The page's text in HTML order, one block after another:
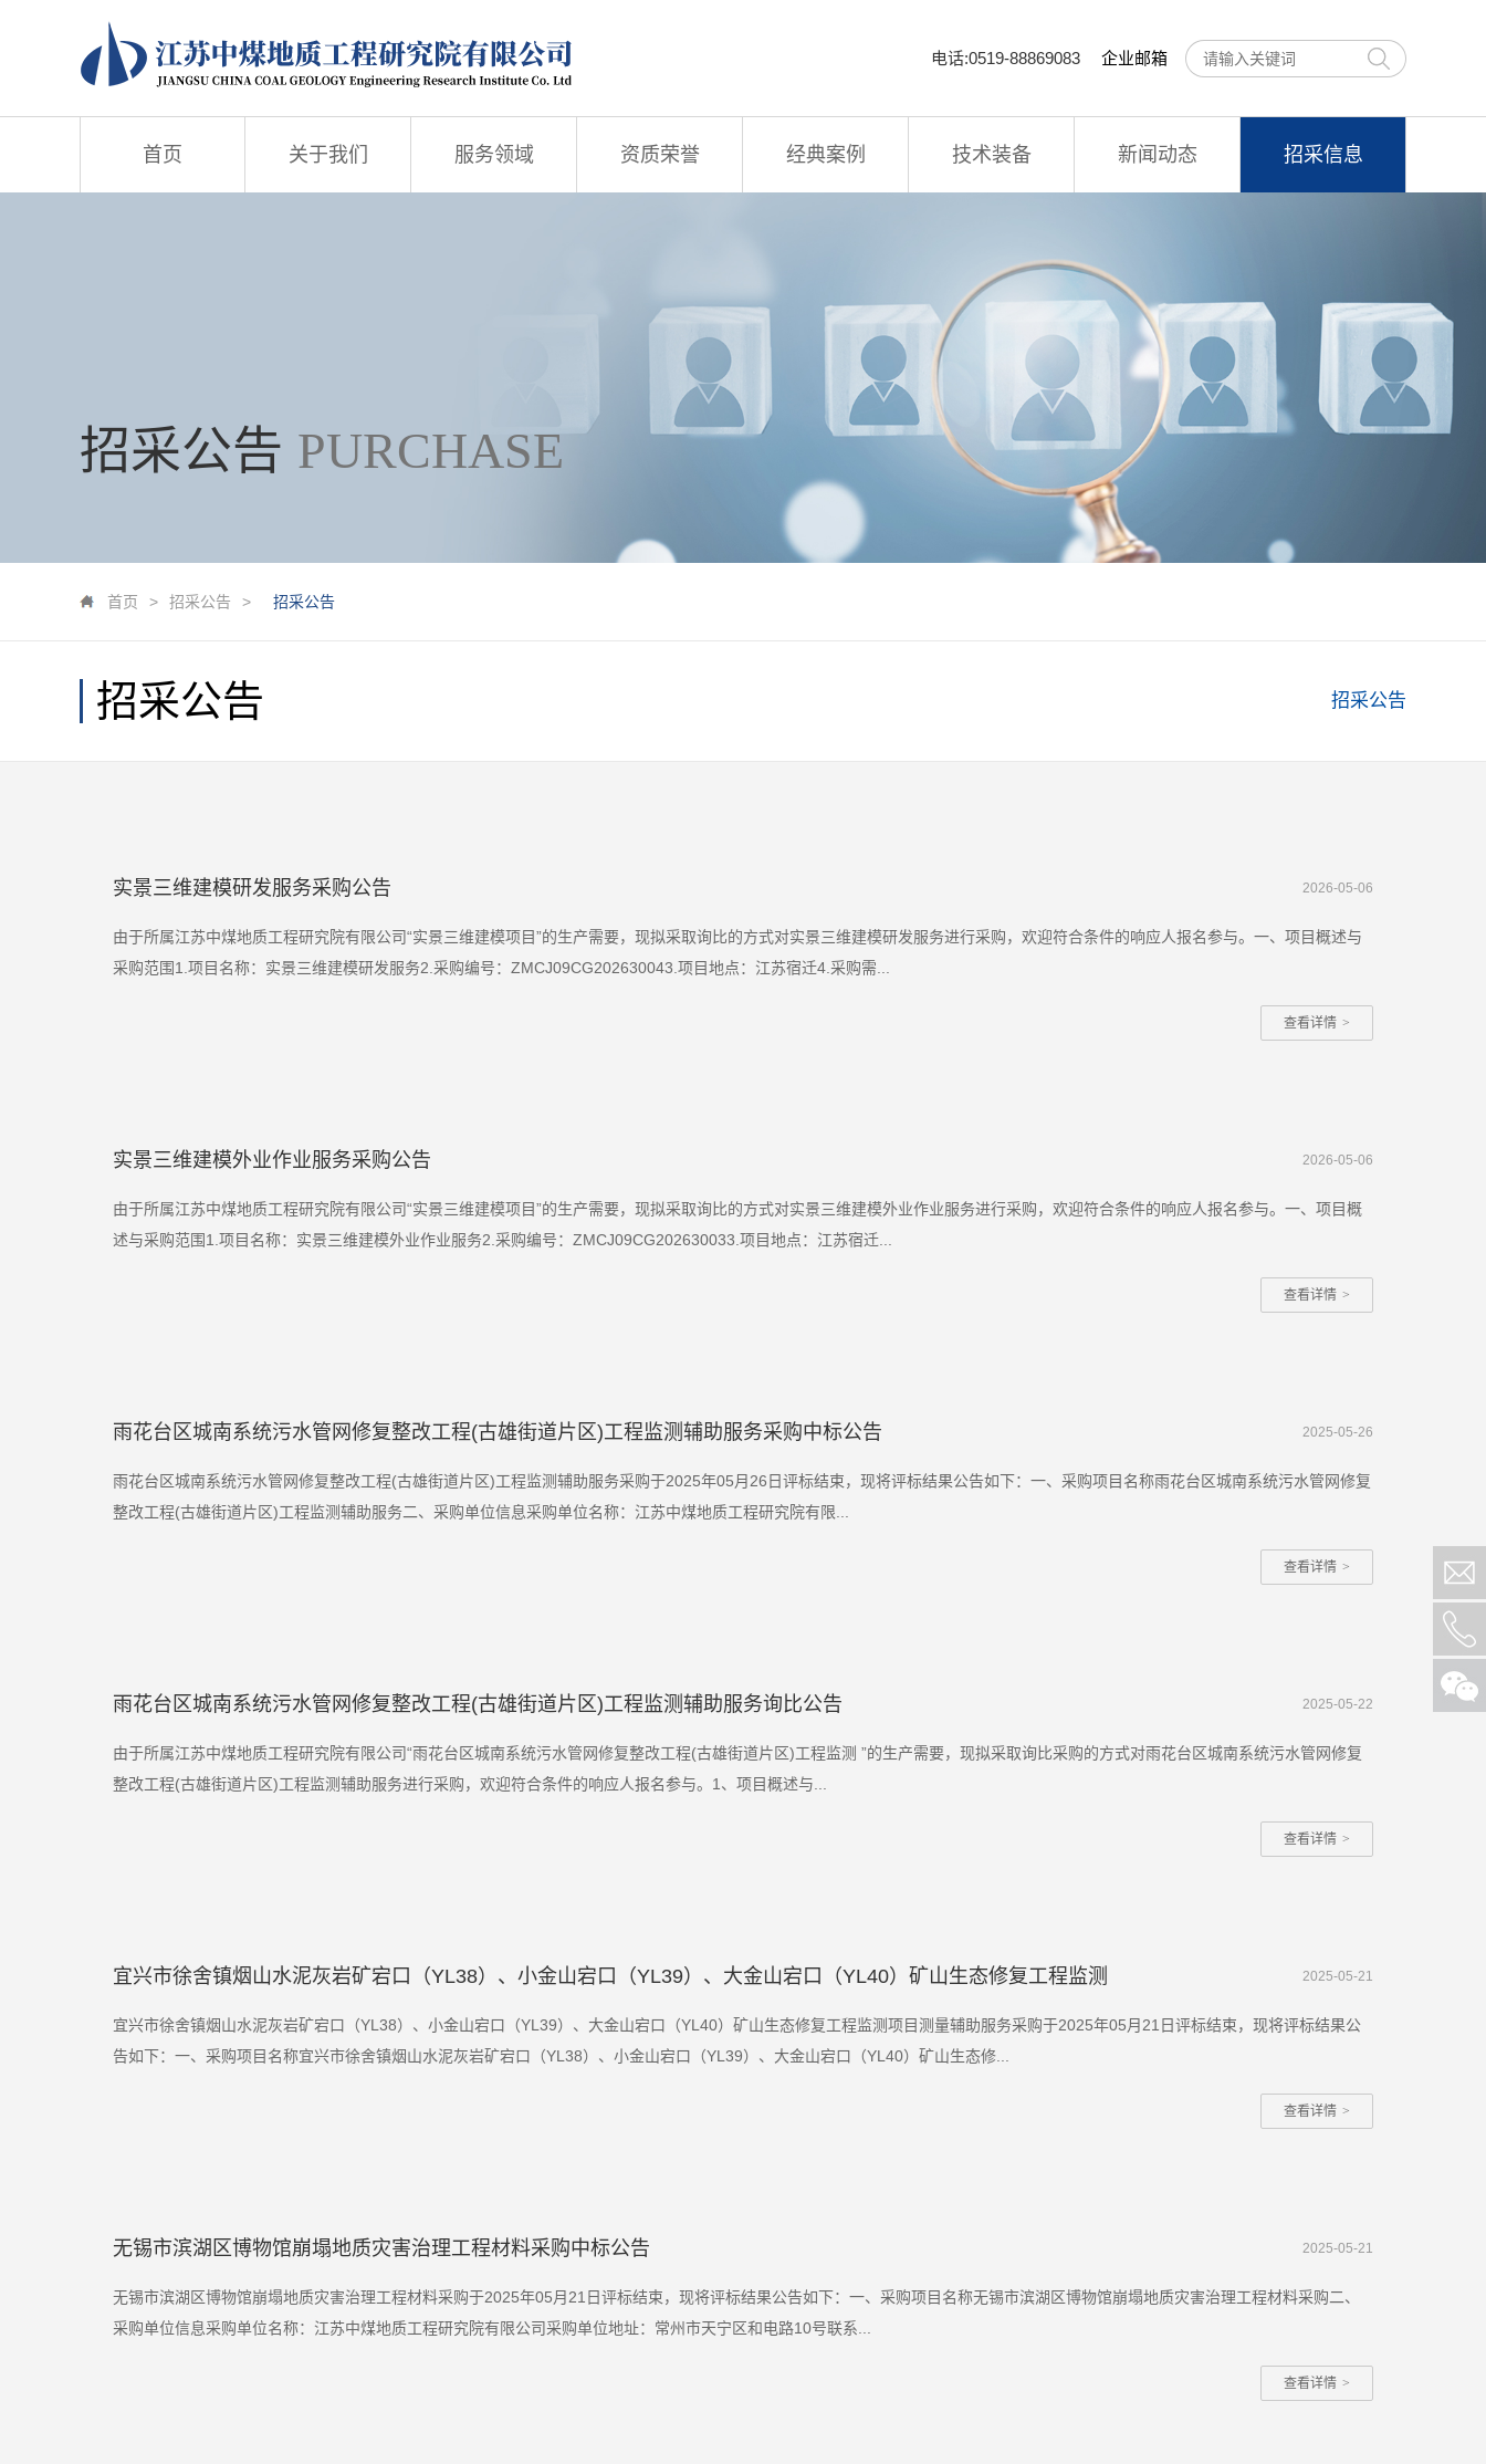
电话:0519-88869083 企业邮箱
首页 关于我们 服务领域 资质荣誉 经典案例 技术装备 新闻动态 招采信息
招采公告 PURCHASE
首页 > 招采公告 > 招采公告
招采公告 招采公告
实景三维建模研发服务采购公告 2026-05-06
由于所属江苏中煤地质工程研究院有限公司“实景三维建模项目”的生产需要，现拟采取询比的方式对实景三维建模研发服务进行采购，欢迎符合条件的响应人报名参与。一、项目概述与
采购范围1.项目名称：实景三维建模研发服务2.采购编号：ZMCJ09CG202630043.项目地点：江苏宿迁4.采购需...
查看详情 >
实景三维建模外业作业服务采购公告 2026-05-06
由于所属江苏中煤地质工程研究院有限公司“实景三维建模项目”的生产需要，现拟采取询比的方式对实景三维建模外业作业服务进行采购，欢迎符合条件的响应人报名参与。一、项目概
述与采购范围1.项目名称：实景三维建模外业作业服务2.采购编号：ZMCJ09CG202630033.项目地点：江苏宿迁...
查看详情 >
雨花台区城南系统污水管网修复整改工程(古雄街道片区)工程监测辅助服务采购中标公告 2025-05-26
雨花台区城南系统污水管网修复整改工程(古雄街道片区)工程监测辅助服务采购于2025年05月26日评标结束，现将评标结果公告如下：一、采购项目名称雨花台区城南系统污水管网修复
整改工程(古雄街道片区)工程监测辅助服务二、采购单位信息采购单位名称：江苏中煤地质工程研究院有限...
查看详情 >
雨花台区城南系统污水管网修复整改工程(古雄街道片区)工程监测辅助服务询比公告 2025-05-22
由于所属江苏中煤地质工程研究院有限公司“雨花台区城南系统污水管网修复整改工程(古雄街道片区)工程监测 ”的生产需要，现拟采取询比采购的方式对雨花台区城南系统污水管网修复
整改工程(古雄街道片区)工程监测辅助服务进行采购，欢迎符合条件的响应人报名参与。1、项目概述与...
查看详情 >
宜兴市徐舍镇烟山水泥灰岩矿宕口（YL38）、小金山宕口（YL39）、大金山宕口（YL40）矿山生态修复工程监测 2025-05-21
宜兴市徐舍镇烟山水泥灰岩矿宕口（YL38）、小金山宕口（YL39）、大金山宕口（YL40）矿山生态修复工程监测项目测量辅助服务采购于2025年05月21日评标结束，现将评标结果公
告如下：一、采购项目名称宜兴市徐舍镇烟山水泥灰岩矿宕口（YL38）、小金山宕口（YL39）、大金山宕口（YL40）矿山生态修...
查看详情 >
无锡市滨湖区博物馆崩塌地质灾害治理工程材料采购中标公告 2025-05-21
无锡市滨湖区博物馆崩塌地质灾害治理工程材料采购于2025年05月21日评标结束，现将评标结果公告如下：一、采购项目名称无锡市滨湖区博物馆崩塌地质灾害治理工程材料采购二、
采购单位信息采购单位名称：江苏中煤地质工程研究院有限公司采购单位地址：常州市天宁区和电路10号联系...
查看详情 >